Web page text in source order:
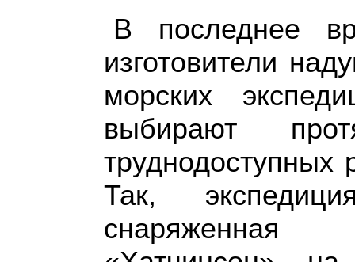
В последнее
изготовители
морских
выбирают
Так,
снаряженная